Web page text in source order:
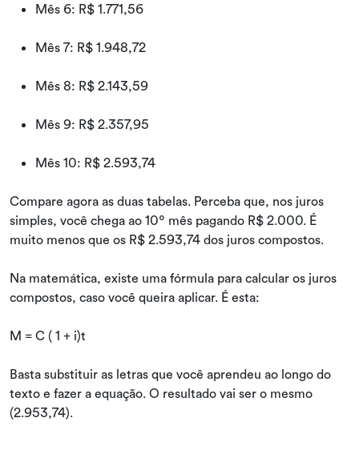
Mês 6: R$ 1.771,56
Mês 7: R$ 1.948,72
Mês 8: R$ 2.143,59
Mês 9: R$ 2.357,95
Mês 10: R$ 2.593,74
Compare agora as duas tabelas. Perceba que, nos juros
simples, você chega ao 10º mês pagando R$ 2.000. É
muito menos que os R$ 2.593,74 dos juros compostos.
Na matemática, existe uma fórmula para calcular os juros
compostos, caso você queira aplicar. É esta:
M = C ( 1 + i)t
Basta substituir as letras que você aprendeu ao longo do
texto e fazer a equação. O resultado vai ser o mesmo
(2.953,74).